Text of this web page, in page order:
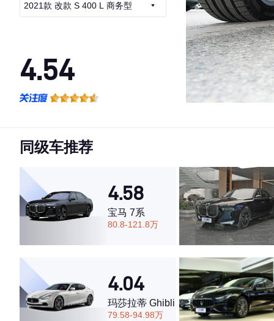
2021款 改款 S 400 L 商务型
4.54
·空间表现一般，低于55%同级车
同级车推荐
4.58
宝马 7系
80.8-121.8万
4.04
玛莎拉蒂 Ghibli
79.58-94.98万